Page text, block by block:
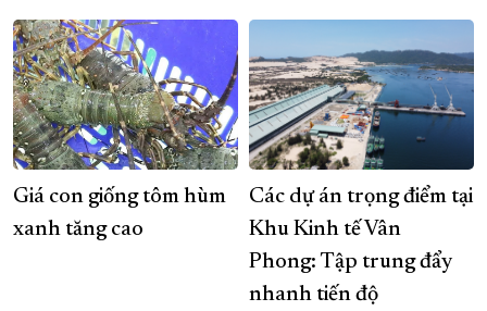
Giá con giống tôm hùm
xanh tăng cao
Các dự án trọng điểm tại
Khu Kinh tế Vân
Phong: Tập trung đẩy
nhanh tiến độ